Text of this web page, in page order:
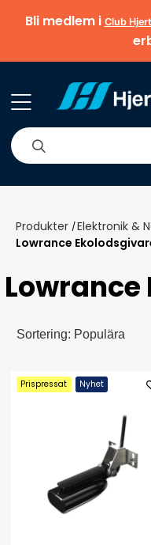
Bli medlem i Club
Nyheter Om oss
Produkter /Elektronik &
Lowrance
Prispressat Nyhet